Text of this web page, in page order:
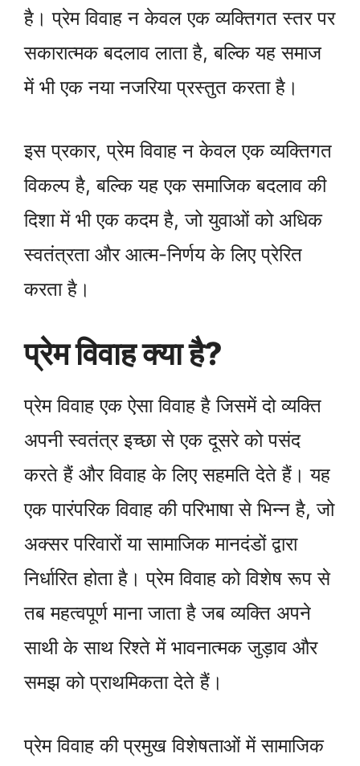
है। प्रेम विवाह न केवल एक व्यक्तिगत स्तर पर
सकारात्मक बदलाव लाता है, बल्कि यह समाज
में भी एक नया नजरिया प्रस्तुत करता है।
इस प्रकार, प्रेम विवाह न केवल एक व्यक्तिगत
विकल्प है, बल्कि यह एक समाजिक बदलाव की
दिशा में भी एक कदम है, जो युवाओं को अधिक
स्वतंत्रता और आत्म-निर्णय के लिए प्रेरित
करता है।
प्रेम विवाह क्या है?
प्रेम विवाह एक ऐसा विवाह है जिसमें दो व्यक्ति
अपनी स्वतंत्र इच्छा से एक दूसरे को पसंद
करते हैं और विवाह के लिए सहमति देते हैं। यह
एक पारंपरिक विवाह की परिभाषा से भिन्न है, जो
अक्सर परिवारों या सामाजिक मानदंडों द्वारा
निर्धारित होता है। प्रेम विवाह को विशेष रूप से
तब महत्वपूर्ण माना जाता है जब व्यक्ति अपने
साथी के साथ रिश्ते में भावनात्मक जुड़ाव और
समझ को प्राथमिकता देते हैं।
प्रेम विवाह की प्रमुख विशेषताओं में सामाजिक